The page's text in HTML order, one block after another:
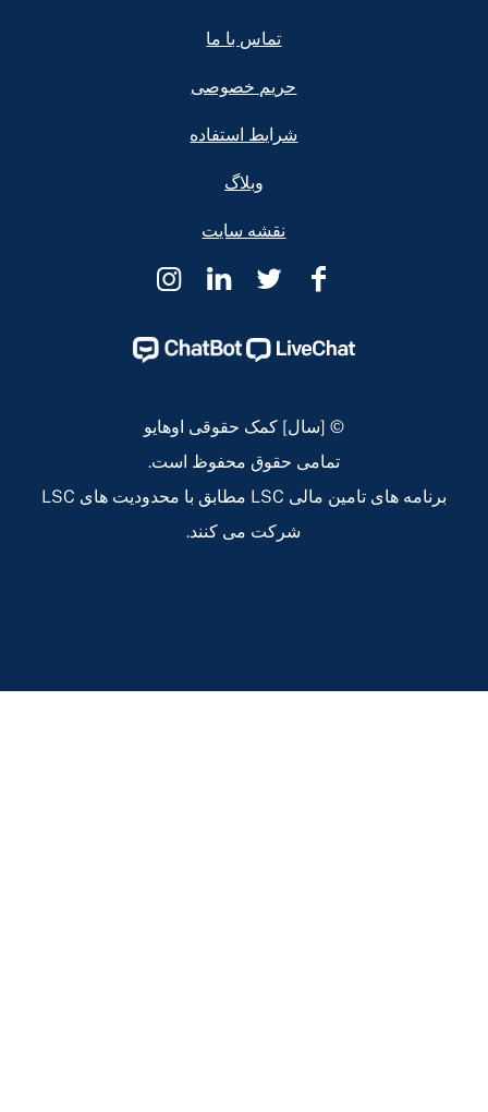
تماس با ما
حریم خصوصی
شرایط استفاده
وبلاگ
نقشه سایت
کمک
اوهایو
Page
کمک
اوهایو
Page
کمک
اوهایو
Page
کمک
اوهایو
Page
© [سال] کمک حقوقی اوهایو
تمامی حقوق محفوظ است.
برنامه های تامین مالی LSC مطابق با محدودیت های LSC
شرکت می کنند.